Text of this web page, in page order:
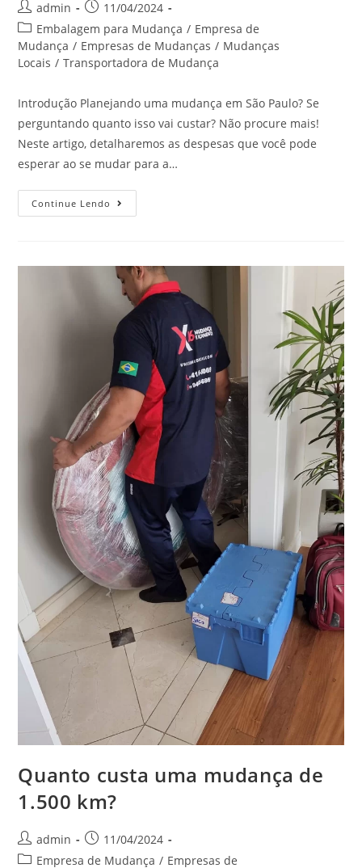
admin
11/04/2024
Embalagem para Mudança / Empresa de
Mudança / Empresas de Mudanças / Mudanças
Locais / Transportadora de Mudança
Introdução Planejando uma mudança em São Paulo? Se
perguntando quanto isso vai custar? Não procure mais!
Neste artigo, detalharemos as despesas que você pode
esperar ao se mudar para a…
Continue Lendo
Quanto custa uma mudança de
1.500 km?
admin
11/04/2024
Empresa de Mudança / Empresas de